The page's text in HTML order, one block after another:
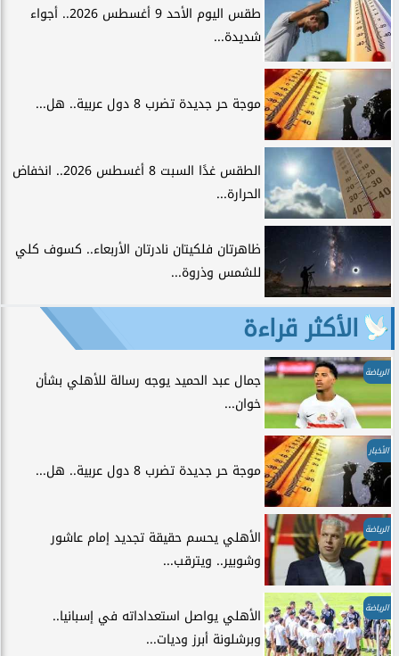
طقس اليوم الأحد 9 أغسطس 2026.. أجواء
شديدة...
موجة حر جديدة تضرب 8 دول عربية.. هل...
الطقس غدًا السبت 8 أغسطس 2026.. انخفاض
الحرارة...
ظاهرتان فلكيتان نادرتان الأربعاء.. كسوف كلي
للشمس وذروة...
الأكثر قراءة
الرياضة
جمال عبد الحميد يوجه رسالة للأهلي بشأن
خوان...
الأخبار
موجة حر جديدة تضرب 8 دول عربية.. هل...
الرياضة
الأهلي يحسم حقيقة تجديد إمام عاشور
وشوبير.. ويترقب...
الرياضة
الأهلي يواصل استعداداته في إسبانيا..
وبرشلونة أبرز وديات...